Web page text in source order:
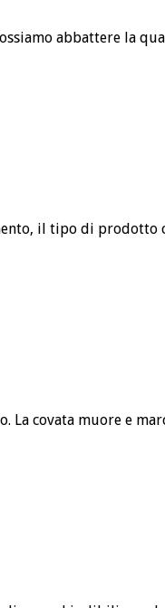
abbattere la
il tipo di prodotto
covata muore e